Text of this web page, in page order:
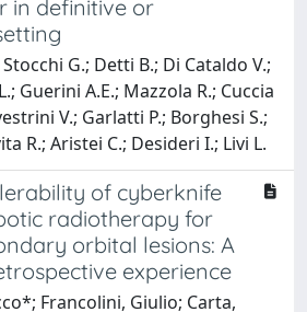
in definitive or
G.; Detti B.; Di Cataldo V.;
Guerini A.E.; Mazzola R.; Cuccia
V.; Garlatti P.; Borghesi S.;
R.; Aristei C.; Desideri I.; Livi L.
of cyberknife
radiotherapy for
orbital lesions: A
experience
Francolini, Giulio; Carta,